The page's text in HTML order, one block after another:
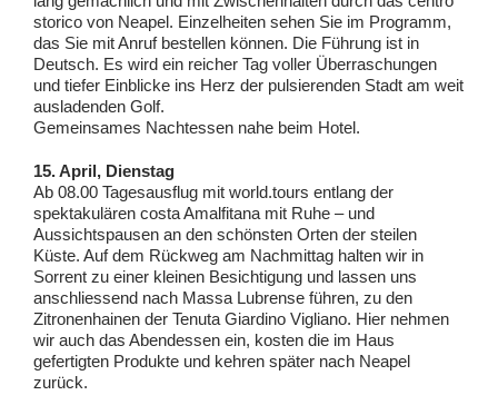
storico von Neapel. Einzelheiten sehen Sie im Programm,
das Sie mit Anruf bestellen können. Die Führung ist in
Deutsch. Es wird ein reicher Tag voller Überraschungen
und tiefer Einblicke ins Herz der pulsierenden Stadt am weit
ausladenden Golf.
Gemeinsames Nachtessen nahe beim Hotel.
15. April, Dienstag
Ab 08.00 Tagesausflug mit world.tours entlang der
spektakulären costa Amalfitana mit Ruhe – und
Aussichtspausen an den schönsten Orten der steilen
Küste. Auf dem Rückweg am Nachmittag halten wir in
Sorrent zu einer kleinen Besichtigung und lassen uns
anschliessend nach Massa Lubrense führen, zu den
Zitronenhainen der Tenuta Giardino Vigliano. Hier nehmen
wir auch das Abendessen ein, kosten die im Haus
gefertigten Produkte und kehren später nach Neapel
zurück.